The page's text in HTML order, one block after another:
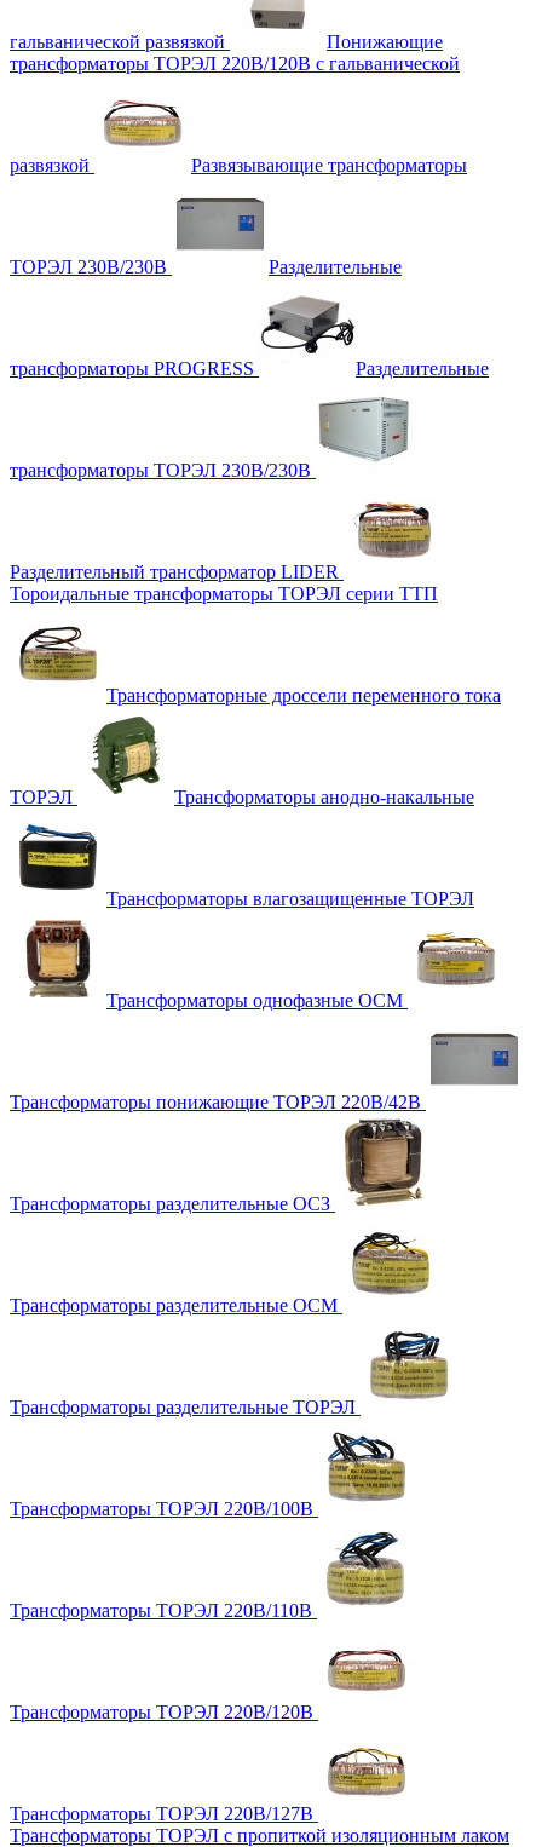
гальванической развязкой
Понижающие
трансформаторы ТОРЭЛ 220В/120В с гальванической
развязкой Развязывающие трансформаторы
ТОРЭЛ 230В/230В Разделительные
трансформаторы PROGRESS Разделительные
трансформаторы ТОРЭЛ 230В/230В
Разделительный трансформатор LIDER
Тороидальные трансформаторы ТОРЭЛ серии ТТП
Трансформаторные дроссели переменного тока
ТОРЭЛ Трансформаторы анодно-накальные
Трансформаторы влагозащищенные ТОРЭЛ
Трансформаторы однофазные ОСМ
Трансформаторы понижающие ТОРЭЛ 220В/42В
Трансформаторы разделительные ОСЗ
Трансформаторы разделительные ОСМ
Трансформаторы разделительные ТОРЭЛ
Трансформаторы ТОРЭЛ 220В/100В
Трансформаторы ТОРЭЛ 220В/110В
Трансформаторы ТОРЭЛ 220В/120В
Трансформаторы ТОРЭЛ 220В/127В
Трансформаторы ТОРЭЛ с пропиткой изоляционным лаком